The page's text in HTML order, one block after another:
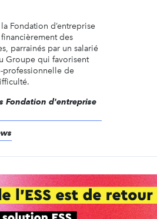
Fondation d’entreprise
des
parrainés par un salarié
Groupe qui favorisent
professionnelle de
Fondation d'entreprise